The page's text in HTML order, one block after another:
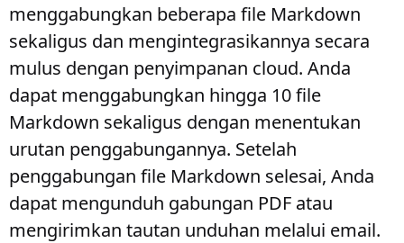
menggabungkan beberapa file Markdown
sekaligus dan mengintegrasikannya secara
mulus dengan penyimpanan cloud. Anda
dapat menggabungkan hingga 10 file
Markdown sekaligus dengan menentukan
urutan penggabungannya. Setelah
penggabungan file Markdown selesai, Anda
dapat mengunduh gabungan PDF atau
mengirimkan tautan unduhan melalui email.